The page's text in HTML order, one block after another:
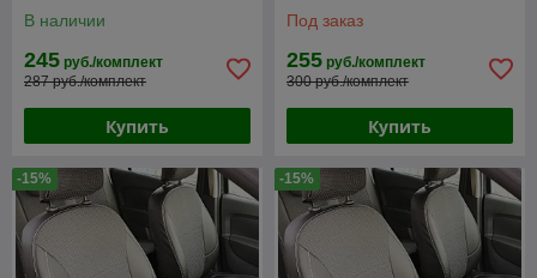
В наличии
245 руб./комплект
287 руб./комплект
Купить
Под заказ
255 руб./комплект
300 руб./комплект
Купить
-15% -15%